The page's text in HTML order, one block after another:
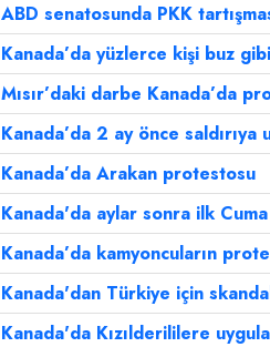
ABD senatosunda PKK
Kanada’da yüzlerce kişi buz
Mısır’daki darbe Kanada’da
Kanada’da 2 ay önce
Kanada’da Arakan protestosu
Kanada'da aylar sonra ilk Cuma
Kanada’da kamyoncuların
Kanada'dan Türkiye için
Kanada'da Kızılderililere